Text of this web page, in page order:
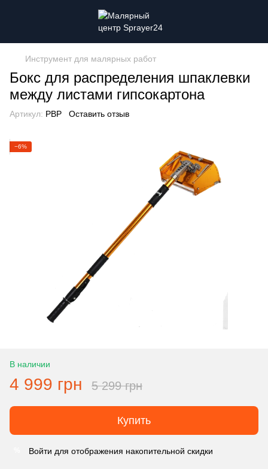
Инструмент для малярных работ
Бокс для распределения шпаклевки
между листами гипсокартона
Артикул: PBP Оставить отзыв
−6%
В наличии
4 999 грн 5 299 грн
Купить
Войти для отображения накопительной скидки